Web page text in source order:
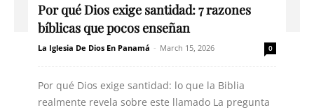
Por qué Dios exige santidad: 7 razones
bíblicas que pocos enseñan
La Iglesia De Dios En Panamá - March 15, 2026 0
Por qué Dios exige santidad: lo que la Biblia
realmente revela sobre este llamado La pregunta